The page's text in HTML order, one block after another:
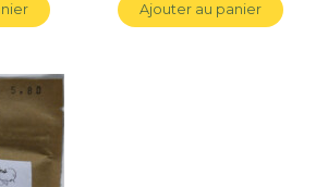
Ajouter au panier